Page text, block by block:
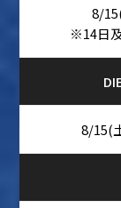
8/
※14日
8/15(